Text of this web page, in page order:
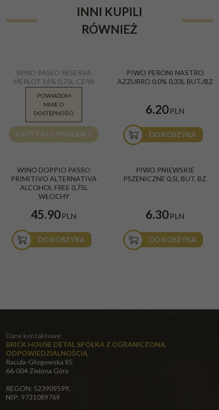
INNI KUPILI
RÓWNIEŻ
WINO PASEO RESERVA
MERLOT 14% 0,75L CZ/W
CHILE
29.90PLN
ZAPYTAJ O PRODUKT
POWIADOM
MNIE O
DOSTĘPNOŚCI
PIWO PERONI NASTRO
AZZURRO 0,0% 0,33L BUT./BZ
6.20PLN
DO KOSZYKA
WINO DOPPIO PASSO
PRIMITIVO ALTERNATIVA
ALCOHOL FREE 0,75L
WŁOCHY
45.90PLN
DO KOSZYKA
PIWO PNIEWSKIE
PSZENICZNE 0,5L BUT. BZ.
6.30PLN
DO KOSZYKA
Dane kontaktowe:
BRICK HOUSE DETAL SPÓŁKA Z OGRANICZONĄ
ODPOWIEDZIALNOŚCIĄ
Racula-Głogowska 85
66-004 Zielona Góra
REGON: 523909599,
NIP: 9731089769